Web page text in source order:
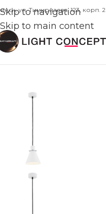
Skip to navigation
Skip to main content
ул. Тимирязева, 123, корп. 2